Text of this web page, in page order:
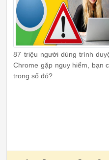
87 triệu người dùng trình
Chrome gặp nguy hiểm, bạn
trong số đó?